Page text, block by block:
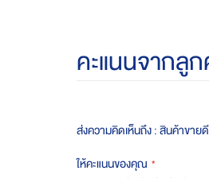
คะแนนจากลู
ส่งความคิดเห็นถึง : สินค้าขาย
ให้คะแนนของคุณ